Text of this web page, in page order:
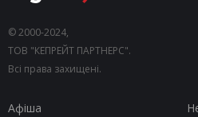
© 2000-2024,
ТОВ "КЕПРЕЙТ ПАРТНЕРС".
Всі права захищені.
Афіша